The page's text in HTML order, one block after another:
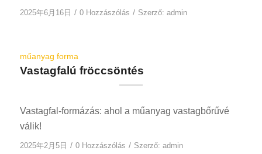
2025年6月16日 / 0 Hozzászólás / Szerző: admin
műanyag forma
Vastagfalú fröccsöntés
Vastagfal-formázás: ahol a műanyag vastagbőrűvé
válik!
2025年2月5日 / 0 Hozzászólás / Szerző: admin